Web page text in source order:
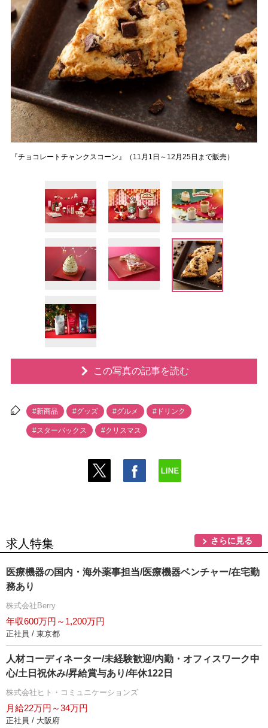
『チョコレートチャンクスコーン』（11月1日～12月25日まで販売）
この写真の記事を読む
#新商品 #グッズ #グルメ #ドリンク
#スターバックス #クリスマス
求人特集 さらに見る
医療機器の国内・海外薬事担当/医療機器ベンチャー/在宅勤
務あり
株式会社Berry
年収600万円～1,200万円
正社員 / 東京都
人材コーディネーター/未経験歓迎/内勤・オフィスワーク中
心/土日祝休み/昇給賞与あり/年休122日
株式会社ヒト・コミュニケーションズ
月給22万円～34万円
正社員 / 大阪府